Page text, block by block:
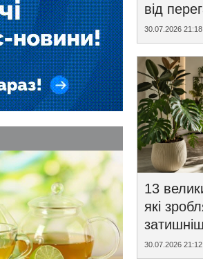
від
30.07.2026 21:18
13
які
30.07.2026 21:12